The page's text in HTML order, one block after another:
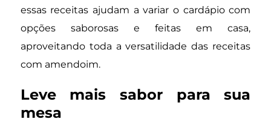
essas receitas ajudam a variar o cardápio com
opções saborosas e feitas em casa,
aproveitando toda a versatilidade das receitas
com amendoim.
Leve mais sabor para sua
mesa